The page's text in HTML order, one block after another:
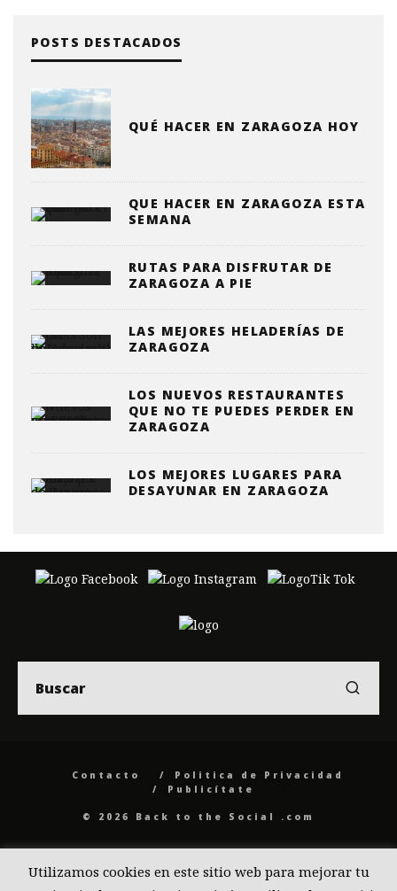
POSTS DESTACADOS
QUÉ HACER EN ZARAGOZA HOY
QUE HACER EN ZARAGOZA ESTA
SEMANA
RUTAS PARA DISFRUTAR DE
ZARAGOZA A PIE
LAS MEJORES HELADERÍAS DE
ZARAGOZA
LOS NUEVOS RESTAURANTES
QUE NO TE PUEDES PERDER EN
ZARAGOZA
LOS MEJORES LUGARES PARA
DESAYUNAR EN ZARAGOZA
Contacto
Politica de Privacidad
Publicítate
© 2026 Back to the Social .com
Utilizamos cookies en este sitio web para mejorar tu